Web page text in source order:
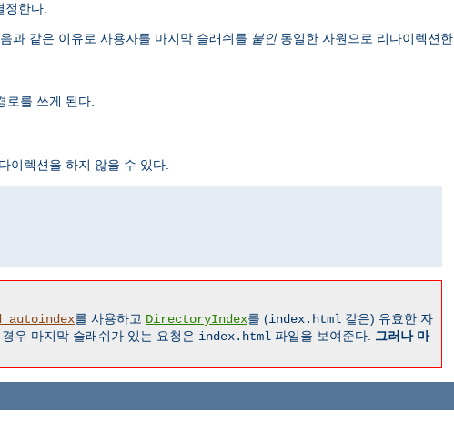
한다.
과 같은 이유로 사용자를 마지막 슬래쉬를 붙인동일한 자원으로 리다이렉션한
로를 쓰게 된다.
이렉션을 하지 않을 수 있다.
를 사용하고 DirectoryIndex를 (index.html 같은) 유효한 자
우 마지막 슬래쉬가 있는 요청은 index.html 파일을 보여준다. 그러나 마